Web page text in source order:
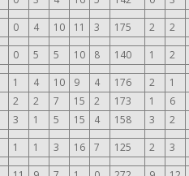
0 4 10 11 3 175 2 2
0 5 5 10 8 140 1 2
1 4 10 9 4 176 2 1
2 2 7 15 2 173 1 6
3 1 5 15 4 158 3 2
1 1 3 16 7 125 2 3